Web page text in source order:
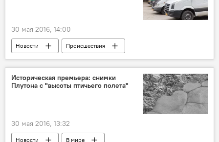
министерство здравоохранения, труда и социальной защиты
30 мая 2016, 14:00
Новости
Происшествия
В Молдове
Республика Молдова
полиция
маршрутки
Историческая премьера: снимки
Плутона с "высоты птичьего полета"
30 мая 2016, 13:32
Новости
В мире